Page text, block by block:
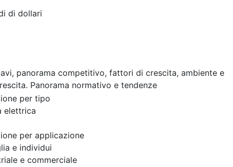
di dollari
panorama competitivo, fattori di crescita, ambiente e
Panorama normativo e tendenze
per tipo
elettrica
per applicazione
e individui
e commerciale